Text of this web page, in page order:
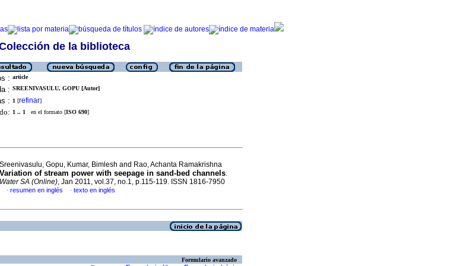
de la biblioteca
: article
: SREENIVASULU, GOPU [Autor]
: 1 [refinar]
1 .. 1 en el formato [ISO 690]
Sreenivasulu, Gopu, Kumar, Bimlesh and Rao, Achanta Ramakrishna
Variation of stream power with seepage in sand-bed channels.
Water SA (Online), Jan 2011, vol.37, no.1, p.115-119. ISSN 1816-7950
· resumen en inglés · texto en inglés
Formulario avanzado